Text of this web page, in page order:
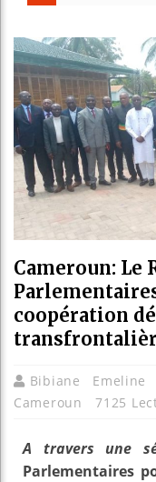
Cameroun: Le
coopération
Bibiane Emeline
Cameroun
7125
A travers une
Parlementaires